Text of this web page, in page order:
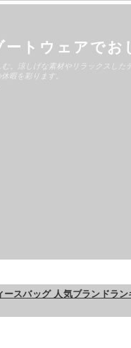
ートウェアでお
。涼しげな素材やリラックスし
暇を彩ります。
スバッグ 人気ブランドラン